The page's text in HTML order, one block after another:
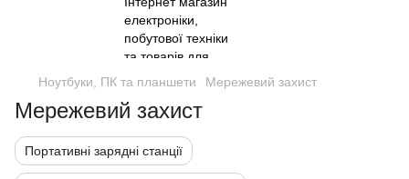
Ноутбуки, ПК та планшети Мережевий захист
Мережевий захист
Портативні зарядні станції